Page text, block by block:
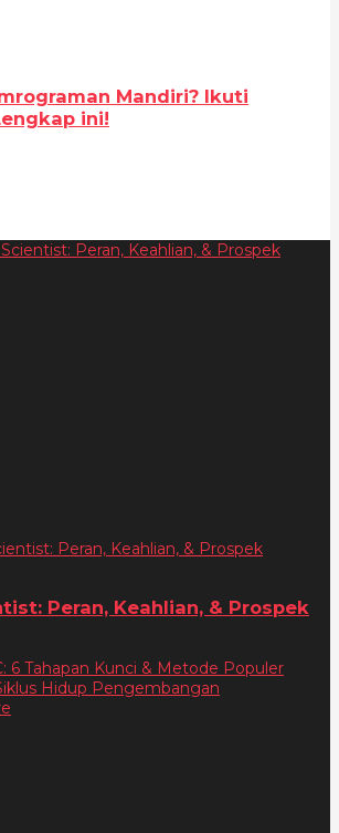
Mandiri? Ikuti
ini!
Peran, Keahlian, & Prospek
Peran, Keahlian, & Prospek